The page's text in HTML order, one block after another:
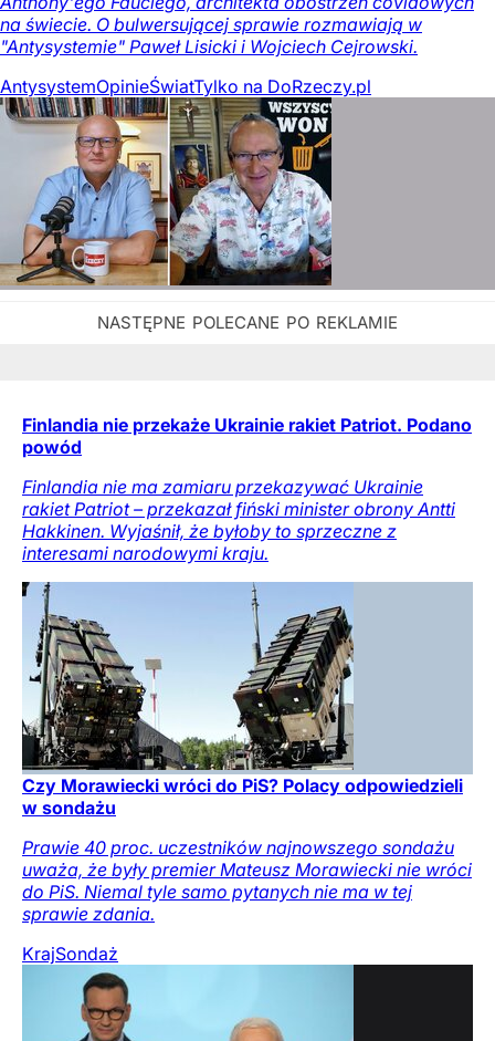
na świecie. O bulwersującej sprawie rozmawiają w
"Antysystemie" Paweł Lisicki i Wojciech Cejrowski.
AntysystemOpinieŚwiatTylko na DoRzeczy.pl
Finlandia nie przekaże Ukrainie rakiet Patriot. Podano
powód
Finlandia nie ma zamiaru przekazywać Ukrainie
rakiet Patriot – przekazał fiński minister obrony Antti
Hakkinen. Wyjaśnił, że byłoby to sprzeczne z
interesami narodowymi kraju.
Czy Morawiecki wróci do PiS? Polacy odpowiedzieli
w sondażu
Prawie 40 proc. uczestników najnowszego sondażu
uważa, że były premier Mateusz Morawiecki nie wróci
do PiS. Niemal tyle samo pytanych nie ma w tej
sprawie zdania.
KrajSondaż